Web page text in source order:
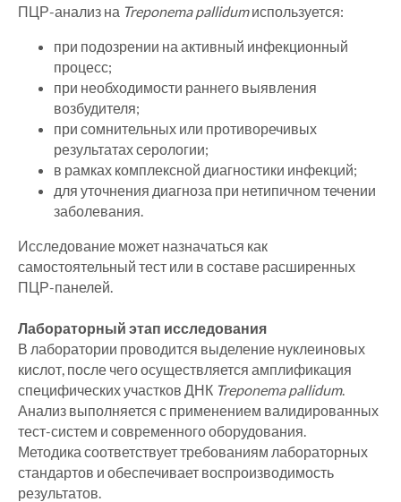
ПЦР-анализ на Treponema pallidumиспользуется:
при подозрении на активный инфекционный
процесс;
при необходимости раннего выявления
возбудителя;
при сомнительных или противоречивых
результатах серологии;
в рамках комплексной диагностики инфекций;
для уточнения диагноза при нетипичном течении
заболевания.
Исследование может назначаться как
самостоятельный тест или в составе расширенных
ПЦР-панелей.
Лабораторный этап исследования
В лаборатории проводится выделение нуклеиновых
кислот, после чего осуществляется амплификация
специфических участков ДНК Treponema pallidum.
Анализ выполняется с применением валидированных
тест-систем и современного оборудования.
Методика соответствует требованиям лабораторных
стандартов и обеспечивает воспроизводимость
результатов.